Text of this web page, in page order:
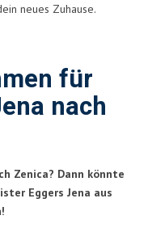
neues Zuhause.
für
nach
Zenica? Dann könnte
Eggers Jena aus